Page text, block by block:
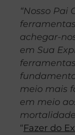
“Nosso Pai
achegar-
em Sua
meio mais
em meio
“Fazer do